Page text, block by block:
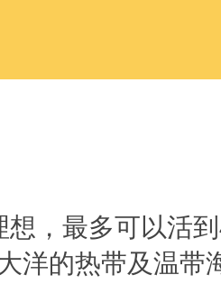
，最多可以活
洋的热带及温带